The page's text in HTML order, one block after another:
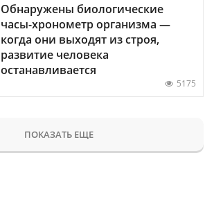
Обнаружены биологические
часы-хронометр организма —
когда они выходят из строя,
развитие человека
останавливается
5175
ПОКАЗАТЬ ЕЩЕ